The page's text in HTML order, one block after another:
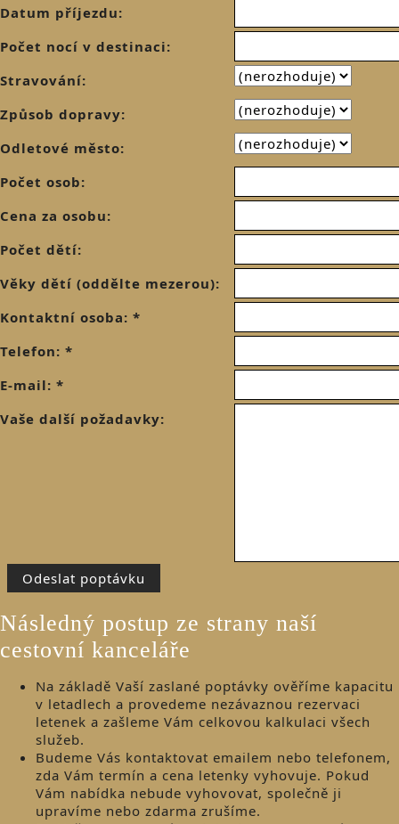
Datum příjezdu:
Počet nocí v destinaci:
Stravování:
Způsob dopravy:
Odletové město:
Počet osob:
Cena za osobu:
Počet dětí:
Věky dětí (oddělte mezerou):
Kontaktní osoba: *
Telefon: *
E-mail: *
Vaše další požadavky:
Následný postup ze strany naší
cestovní kanceláře
Na základě Vaší zaslané poptávky ověříme kapacitu
v letadlech a provedeme nezávaznou rezervaci
letenek a zašleme Vám celkovou kalkulaci všech
služeb.
Budeme Vás kontaktovat emailem nebo telefonem,
zda Vám termín a cena letenky vyhovuje. Pokud
Vám nabídka nebude vyhovovat, společně ji
upravíme nebo zdarma zrušíme.